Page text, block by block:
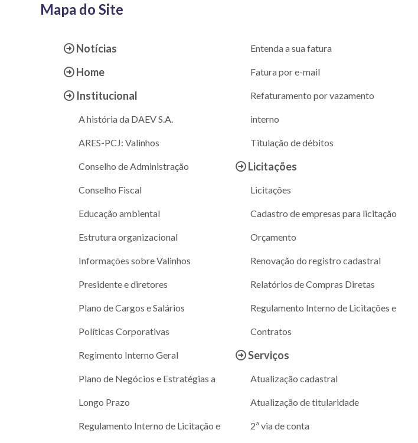
Mapa do Site
Notícias
Home
Institucional
A história da DAEV S.A.
ARES-PCJ: Valinhos
Conselho de Administração
Conselho Fiscal
Educação ambiental
Estrutura organizacional
Informações sobre Valinhos
Presidente e diretores
Plano de Cargos e Salários
Políticas Corporativas
Regimento Interno Geral
Plano de Negócios e Estratégias a
Longo Prazo
Regulamento Interno de Licitação e
Entenda a sua fatura
Fatura por e-mail
Refaturamento por vazamento
interno
Titulação de débitos
Licitações
Licitações
Cadastro de empresas para licitação
Orçamento
Renovação do registro cadastral
Relatórios de Compras Diretas
Regulamento Interno de Licitações e
Contratos
Serviços
Atualização cadastral
Atualização de titularidade
2ª via de conta